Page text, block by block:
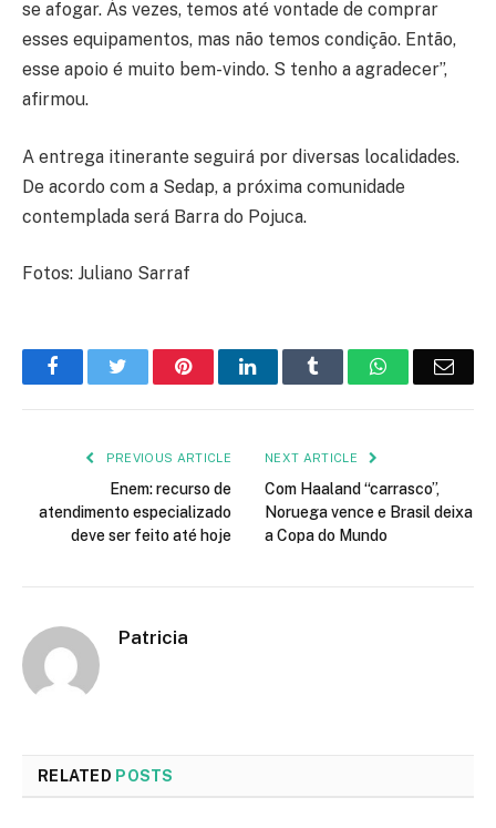
se afogar. Às vezes, temos até vontade de comprar
esses equipamentos, mas não temos condição. Então,
esse apoio é muito bem-vindo. S tenho a agradecer”,
afirmou.
A entrega itinerante seguirá por diversas localidades.
De acordo com a Sedap, a próxima comunidade
contemplada será Barra do Pojuca.
Fotos: Juliano Sarraf
FacebookTwitter PinterestLinkedIn Tumblr WhatsApp
PREVIOUS ARTICLE
Enem: recurso de
atendimento especializado
deve ser feito até hoje
NEXT ARTICLE
Com Haaland “carrasco”,
Noruega vence e Brasil deixa
a Copa do Mundo
Patricia
RELATED POSTS